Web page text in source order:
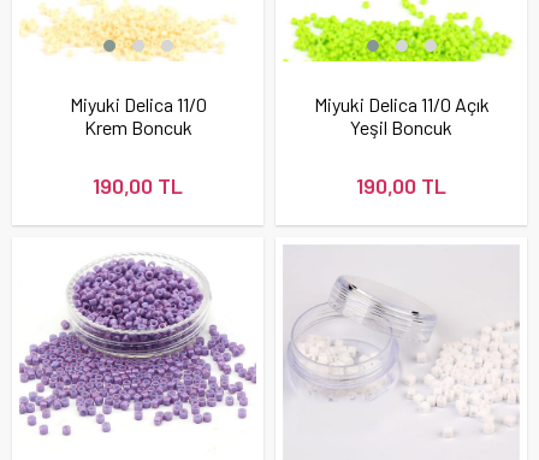
Miyuki Delica 11/0
Krem Boncuk
190,00 TL
Miyuki Delica 11/0 Açık
Yeşil Boncuk
190,00 TL